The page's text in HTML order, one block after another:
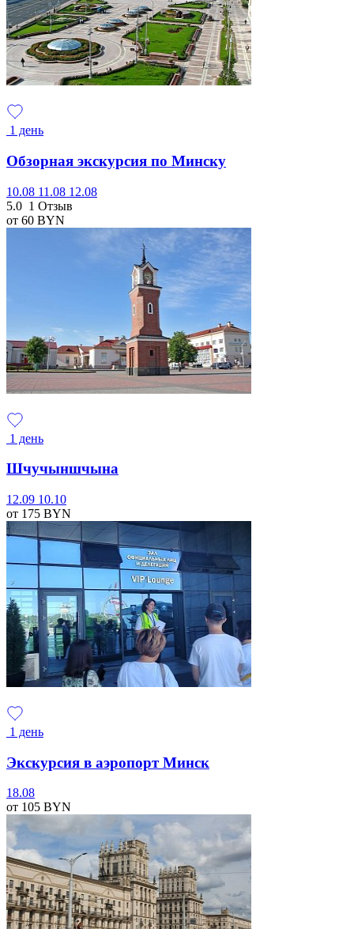
1 день
Обзорная экскурсия по Минску
10.08 11.08 12.08
5.0 1 Отзыв
от 60 BYN
1 день
Шчучыншчына
12.09 10.10
от 175 BYN
1 день
Экскурсия в аэропорт Минск
18.08
от 105 BYN